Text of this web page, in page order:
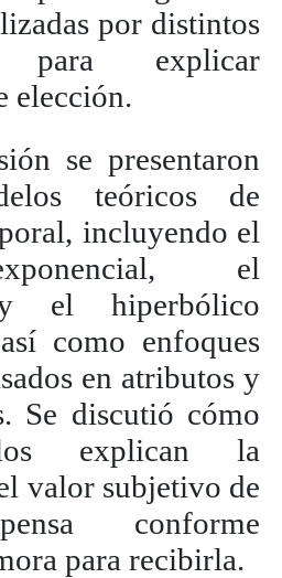
por distintos
para explicar
elección.
se presentaron
teóricos de
incluyendo el
el
el hiperbólico
como enfoques
en atributos y
Se discutió cómo
explican la
valor subjetivo de
conforme
para recibirla.